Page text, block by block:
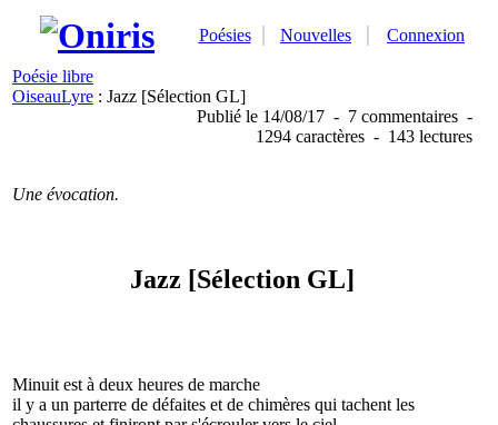
Poésies Nouvelles Connexion
Poésie libre
OiseauLyre : Jazz [Sélection GL]
Publié le 14/08/17 - 7 commentaires -
1294 caractères - 143 lectures
Une évocation.
Jazz [Sélection GL]
Minuit est à deux heures de marche
il y a un parterre de défaites et de chimères qui tachent les